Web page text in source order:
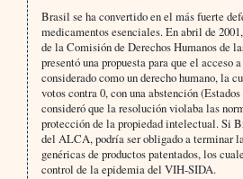
Brasil se ha convertido en el más fuerte
medicamentos esenciales. En abril de
de la Comisión de Derechos Humanos de
presentó una propuesta para que el acceso
considerado como un derecho humano, la
votos contra 0, con una abstención
consideró que la resolución violaba las
protección de la propiedad intelectual. Si
del ALCA, podría ser obligado a terminar
genéricas de productos patentados, los
control de la epidemia del VIH-SIDA.